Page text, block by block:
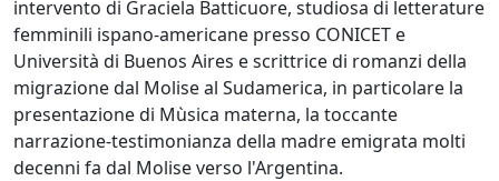
intervento di Graciela Batticuore, studiosa di letterature
femminili ispano-americane presso CONICET e
Università di Buenos Aires e scrittrice di romanzi della
migrazione dal Molise al Sudamerica, in particolare la
presentazione di Mùsica materna, la toccante
narrazione-testimonianza della madre emigrata molti
decenni fa dal Molise verso l'Argentina.